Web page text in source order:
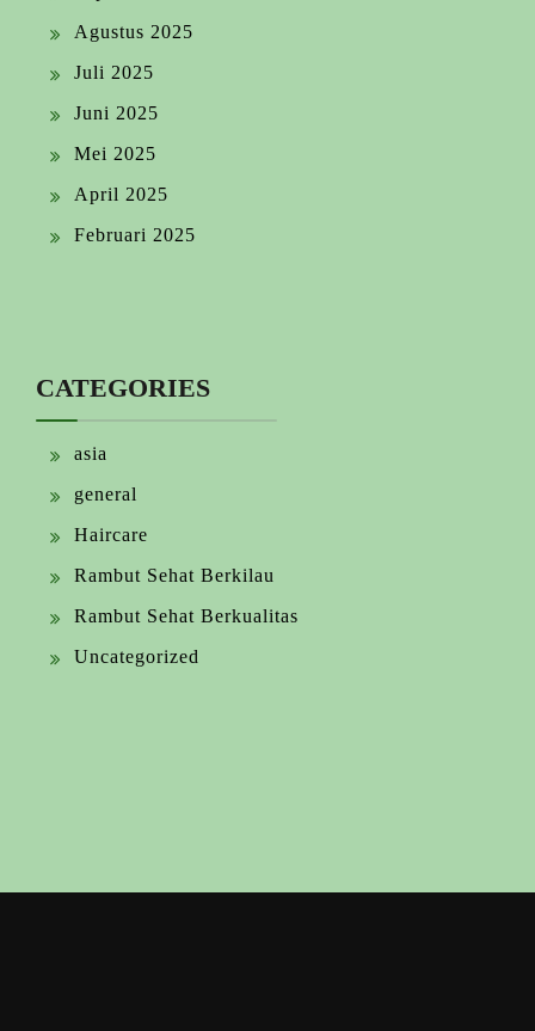
Agustus 2025
Juli 2025
Juni 2025
Mei 2025
April 2025
Februari 2025
CATEGORIES
asia
general
Haircare
Rambut Sehat Berkilau
Rambut Sehat Berkualitas
Uncategorized